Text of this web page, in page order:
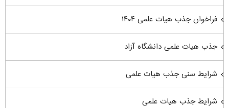
فراخوان جذب هیات علمی ۱۴۰۴
جذب هیات علمی دانشگاه آزاد
شرایط سنی جذب هیات علمی
شرایط جذب هیات علمی